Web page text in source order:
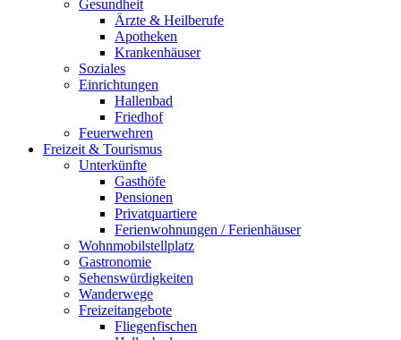
Gesundheit
Ärzte & Heilberufe
Apotheken
Krankenhäuser
Soziales
Einrichtungen
Hallenbad
Friedhof
Feuerwehren
Freizeit & Tourismus
Unterkünfte
Gasthöfe
Pensionen
Privatquartiere
Ferienwohnungen / Ferienhäuser
Wohnmobilstellplatz
Gastronomie
Sehenswürdigkeiten
Wanderwege
Freizeitangebote
Fliegenfischen